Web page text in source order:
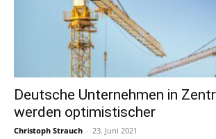
Deutsche Unternehmen in
werden optimistischer
Christoph Strauch - 23. Juni 2021